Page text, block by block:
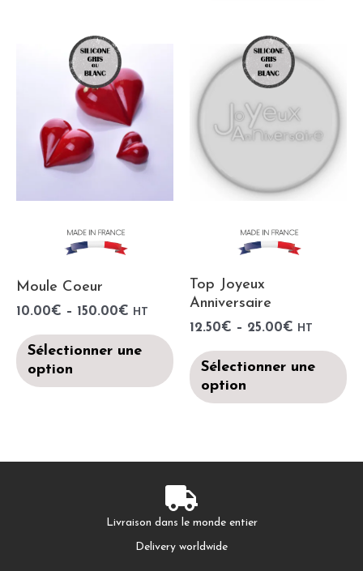
Moule Coeur
10.00€ – 150.00€ HT
Sélectionner une
option
Top Joyeux
Anniversaire
12.50€ – 25.00€ HT
Sélectionner une
option
Livraison dans le monde entier
Delivery worldwide